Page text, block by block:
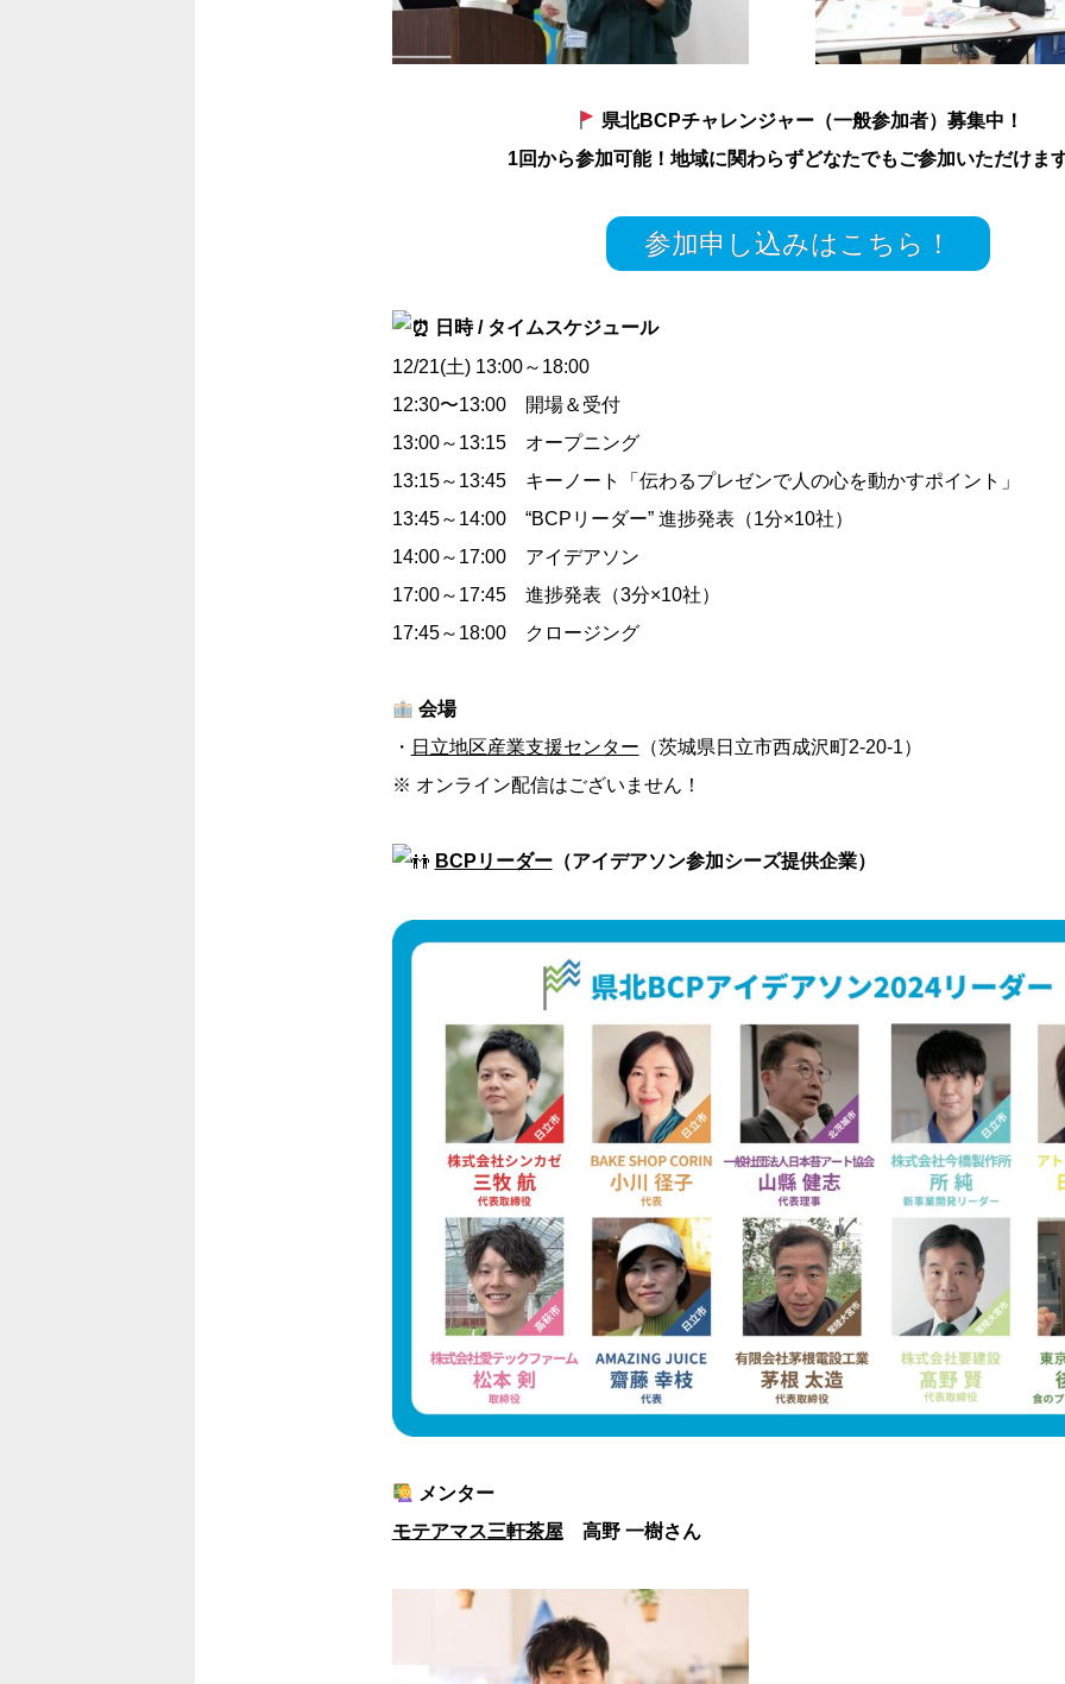
県北BCPチャレンジャー（一般参加者）募集中！
1回から参加可能！地域に関わらずどなたでもご参加いただけま
参加申し込みはこちら！
日時 / タイムスケジュール
12/21(土) 13:00～18:00
12:30〜13:00 開場＆受付
13:00～13:15 オープニング
13:15～13:45 キーノート「伝わるプレゼンで人の心を動かすポイント」
13:45～14:00 “BCPリーダー” 進捗発表（1分×10社）
14:00～17:00 アイデアソン
17:00～17:45 進捗発表（3分×10社）
17:45～18:00 クロージング
会場
・ 日立地区産業支援センター （茨城県日立市西成沢町2-20-1）
※ オンライン配信はございません！
BCPリーダー（アイデアソン参加シーズ提供企業）
メンター
モテアマス三軒茶屋高野 一樹さん